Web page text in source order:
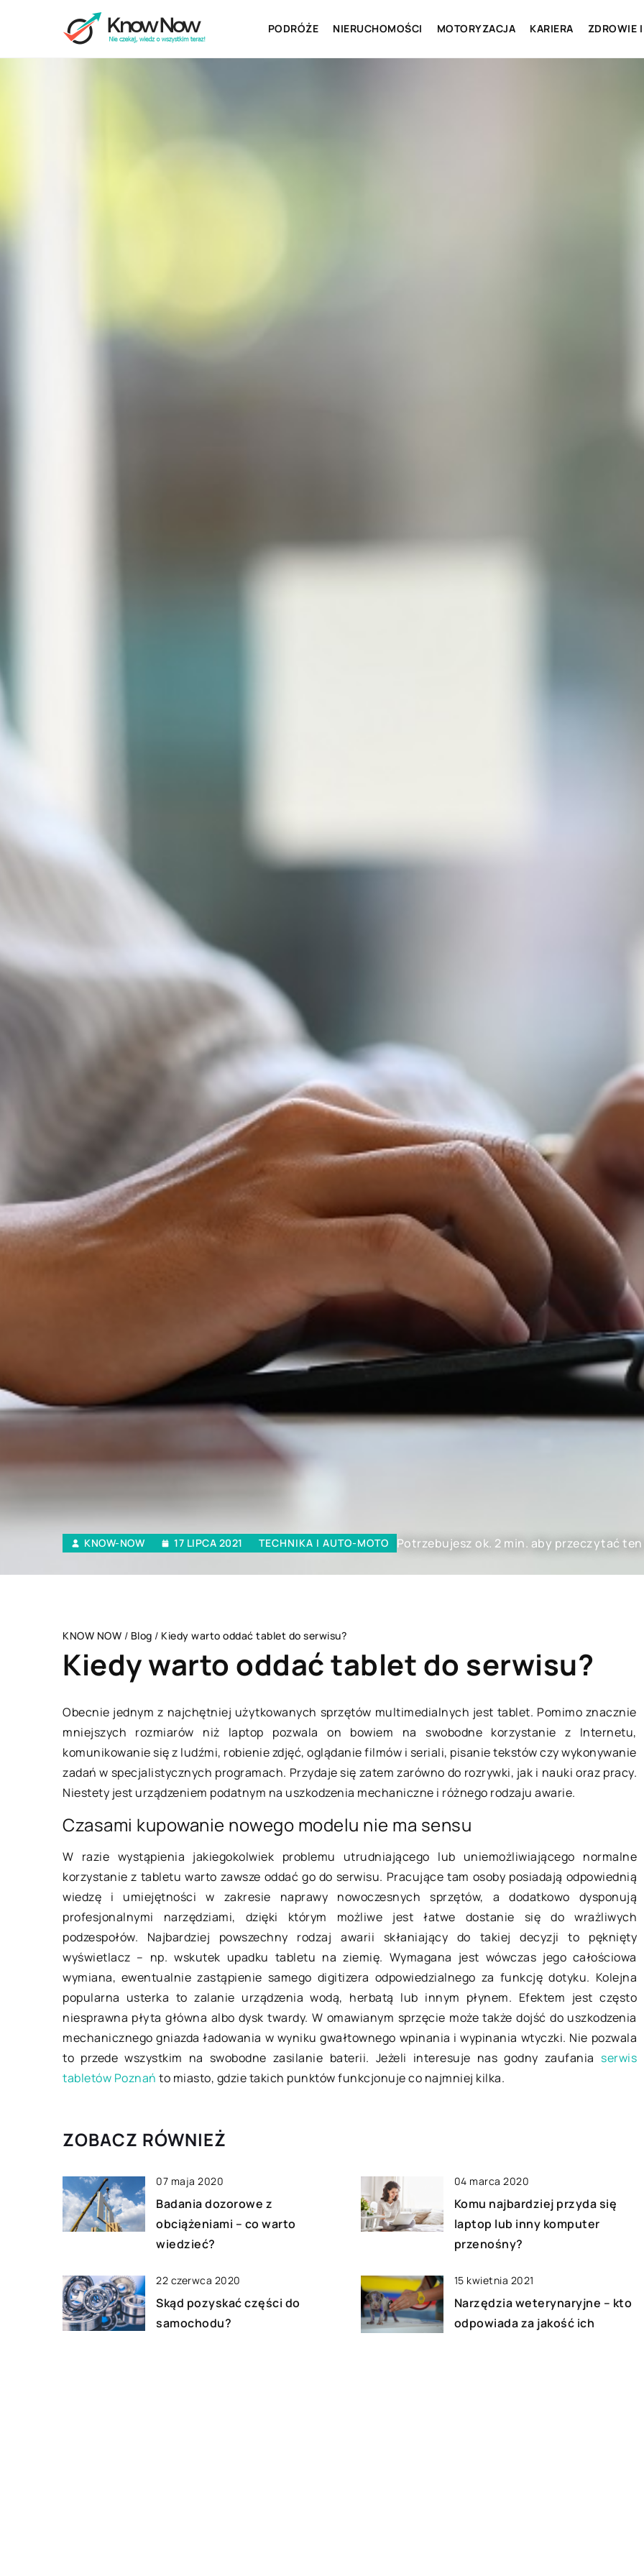
PODRÓŻE NIERUCHOMOŚCI MOTORYZACJA KARIERA ZDROWIE
KNOW-NOW 17 LIPCA 2021 TECHNIKA I AUTO-MOTO Potrzebujesz ok. 2 min. aby przeczytać
KNOW NOW / Blog / Kiedy warto oddać tablet do serwisu?
Kiedy warto oddać tablet do serwisu?
Obecnie jednym z najchętniej użytkowanych sprzętów multimedialnych jest tablet. Pomimo znacznie
mniejszych rozmiarów niż laptop pozwala on bowiem na swobodne korzystanie z Internetu,
komunikowanie się z ludźmi, robienie zdjęć, oglądanie filmów i seriali, pisanie tekstów czy wykonywanie
zadań w specjalistycznych programach. Przydaje się zatem zarówno do rozrywki, jak i nauki oraz pracy.
Niestety jest urządzeniem podatnym na uszkodzenia mechaniczne i różnego rodzaju awarie.
Czasami kupowanie nowego modelu nie ma sensu
W razie wystąpienia jakiegokolwiek problemu utrudniającego lub uniemożliwiającego normalne
korzystanie z tabletu warto zawsze oddać go do serwisu. Pracujące tam osoby posiadają odpowiednią
wiedzę i umiejętności w zakresie naprawy nowoczesnych sprzętów, a dodatkowo dysponują
profesjonalnymi narzędziami, dzięki którym możliwe jest łatwe dostanie się do wrażliwych
podzespołów. Najbardziej powszechny rodzaj awarii skłaniający do takiej decyzji to pęknięty
wyświetlacz – np. wskutek upadku tabletu na ziemię. Wymagana jest wówczas jego całościowa
wymiana, ewentualnie zastąpienie samego digitizera odpowiedzialnego za funkcję dotyku. Kolejna
popularna usterka to zalanie urządzenia wodą, herbatą lub innym płynem. Efektem jest często
niesprawna płyta główna albo dysk twardy. W omawianym sprzęcie może także dojść do uszkodzenia
mechanicznego gniazda ładowania w wyniku gwałtownego wpinania i wypinania wtyczki. Nie pozwala
to przede wszystkim na swobodne zasilanie baterii. Jeżeli interesuje nas godny zaufania serwis
tabletów Poznań to miasto, gdzie takich punktów funkcjonuje co najmniej kilka.
ZOBACZ RÓWNIEŻ
07 maja 2020
Badania dozorowe z
obciążeniami – co warto
wiedzieć?
04 marca 2020
Komu najbardziej przyda się
laptop lub inny komputer
przenośny?
22 czerwca 2020
Skąd pozyskać części do
samochodu?
15 kwietnia 2021
Narzędzia weterynaryjne – kto
odpowiada za jakość ich
STYL ŻYCIA
08 listopada 2018
Elegancja na co dzień
Wyglądać na co dzień elegancko – to
bez wątpienia jedno z podstawowych
dążeń każdej kobiety. Lubimy czuć
się atrakcyjne, podziwiane. […]
TECHNIKA I AUTO-MOTO
12 sierpnia 2019
Wentylator w aucie – działanie i
objawy awarii
Wentylator to jeden z tych
elementów w samochodzie, który
posiada prostą budowę, ale
jednocześnie odgrywa niezwykle
ważną rolę. Jego zadanie […]